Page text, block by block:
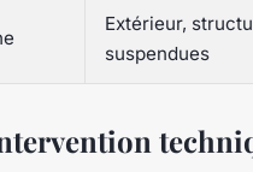
Extérieur,
suspendues